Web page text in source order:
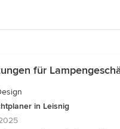
für
in Leisnig